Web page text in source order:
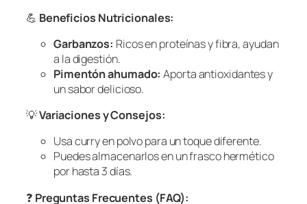
💪 Beneficios Nutricionales:
Garbanzos: Ricos en proteínas y fibra, ayudan
a la digestión.
Pimentón ahumado: Aporta antioxidantes y
un sabor delicioso.
💡Variaciones y Consejos:
Usa curry en polvo para un toque diferente.
Puedes almacenarlos en un frasco hermético
por hasta 3 días.
❓ Preguntas Frecuentes (FAQ):